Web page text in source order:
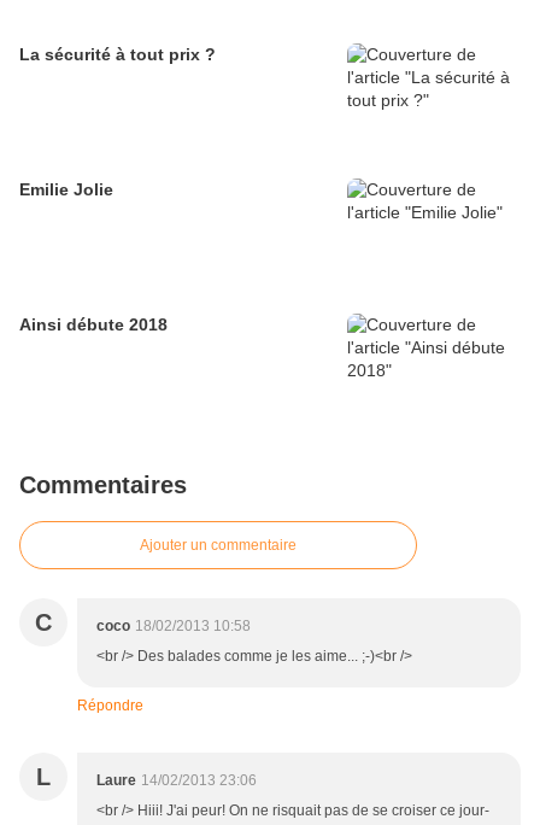
La sécurité à tout prix ?
Emilie Jolie
Ainsi débute 2018
Commentaires
Ajouter un commentaire
C coco 18/02/2013 10:58
<br /> Des balades comme je les aime... ;-)<br />
Répondre
L Laure 14/02/2013 23:06
<br /> Hiii! J'ai peur! On ne risquait pas de se croiser ce jour-